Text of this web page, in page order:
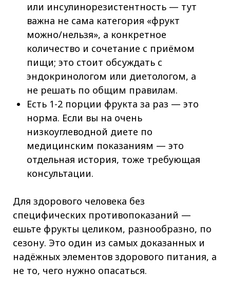
или инсулинорезистентность — тут
важна не сама категория «фрукт
можно/нельзя», а конкретное
количество и сочетание с приёмом
пищи; это стоит обсуждать с
эндокринологом или диетологом, а
не решать по общим правилам.
Есть 1-2 порции фрукта за раз — это
норма. Если вы на очень
низкоуглеводной диете по
медицинским показаниям — это
отдельная история, тоже требующая
консультации.
Для здорового человека без
специфических противопоказаний —
ешьте фрукты целиком, разнообразно, по
сезону. Это один из самых доказанных и
надёжных элементов здорового питания, а
не то, чего нужно опасаться.